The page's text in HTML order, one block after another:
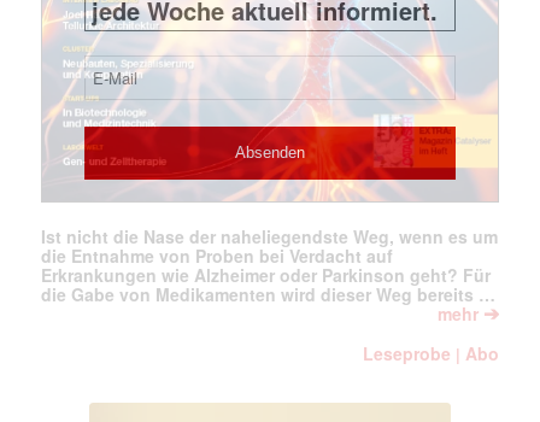
Ist nicht die Nase der naheliegendste Weg, wenn es um
die Entnahme von Proben bei Verdacht auf
Erkrankungen wie Alzheimer oder Parkinson geht? Für
die Gabe von Medikamenten wird dieser Weg bereits …
mehr ➔
Leseprobe |Abo